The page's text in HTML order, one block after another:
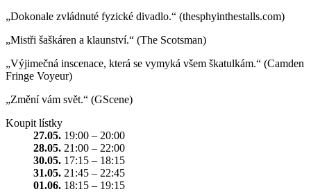
„Dokonale zvládnuté fyzické divadlo.“ (thesphyinthestalls.com)
„Mistři šaškáren a klaunství.“ (The Scotsman)
„Výjimečná inscenace, která se vymyká všem škatulkám.“ (Camden
Fringe Voyeur)
„Změní vám svět.“ (GScene)
Koupit lístky
27.05. 19:00 – 20:00
28.05. 21:00 – 22:00
30.05. 17:15 – 18:15
31.05. 21:45 – 22:45
01.06. 18:15 – 19:15